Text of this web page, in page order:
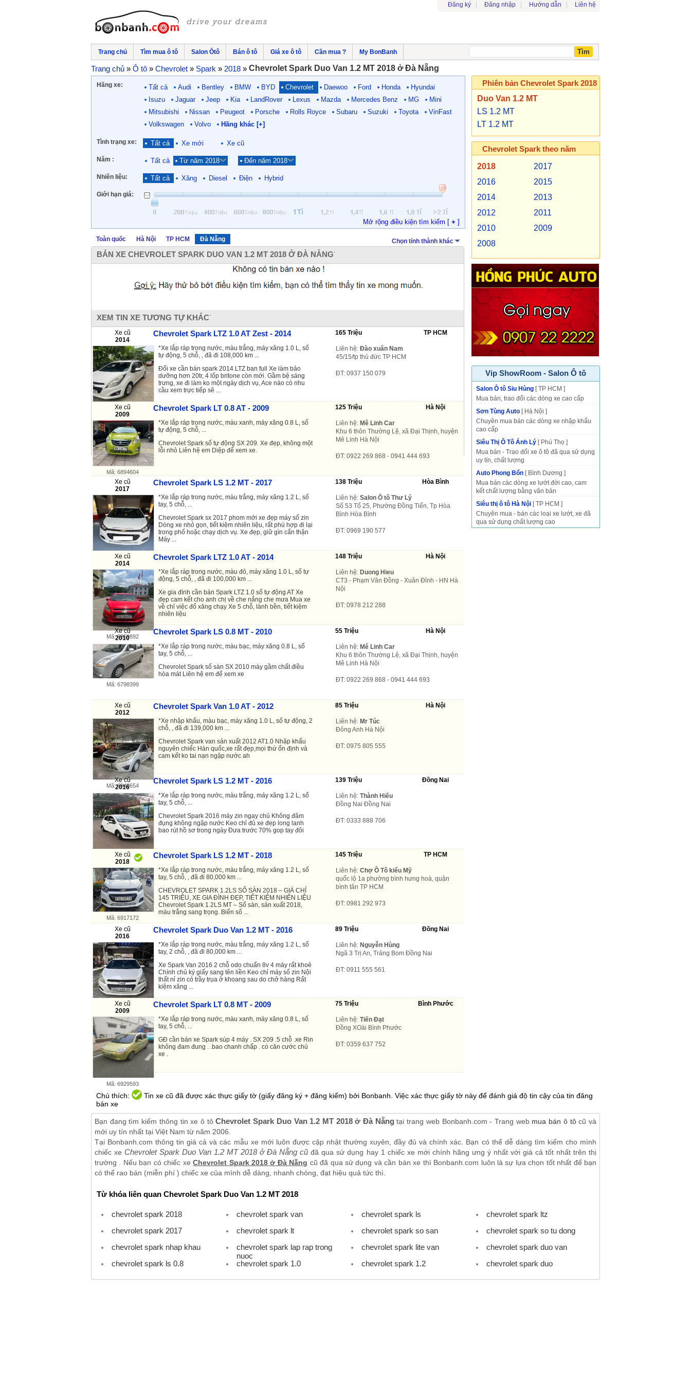
Đăng ký Đăng nhập Hướng dẫn Liên hệ
Trang chủ Tìm mua ô tô Salon Ôtô Bán ô tô Giá xe ô tô Cần mua ? My BonBanh
Trang chủ » Ô tô » Chevrolet » Spark » 2018 » Chevrolet Spark Duo Van 1.2 MT 2018 ở Đà Nẵng
Hãng xe: Tất cả Audi Bentley BMW BYD Chevrolet Daewoo Ford Honda
Hyundai
Isuzu
Jaguar Jeep Kia LandRover Lexus Mazda Mercedes Benz MG
Mini
Mitsubishi
Nissan Peugeot Porsche Rolls Royce Subaru Suzuki Toyota
VinFast
Volkswagen
Volvo Hãng khác [+]
Tình trạng xe: Tất cả Xe mới Xe cũ
Năm : Tất cả Từ năm 2018 Đến năm 2018
Nhiên liệu: Tất cả Xăng Diesel Điện Hybrid
Giới hạn giá:
Mở rộng điều kiện tìm kiếm [ + ]
Toàn quốc Hà Nội TP HCM Đà Nẵng Chọn tỉnh thành khác
BÁN XE CHEVROLET SPARK DUO VAN 1.2 MT 2018 Ở ĐÀ NẴNG
XEM TIN XE TƯƠNG TỰ KHÁC
Xe cũ
2014
Chevrolet Spark LTZ 1.0 AT Zest - 2014 165 Triệu TP HCM
Mã: 6929026
*Xe lắp ráp trong nước, màu trắng, máy xăng 1.0 L, số
tự động, 5 chỗ, , đã đi 108,000 km ...
Đổi xe cần bán spark 2014.LTZ ban full Xe làm bảo
dưỡng hơn 20tr, 4 lốp britone còn mới. Gầm bệ sáng
trưng, xe đi làm ko một ngày dịch vụ, Ace nào có nhu
cầu xem trực tiếp sẽ ...
Liên hệ: Đào xuân Nam
45/15/tp thủ đức TP HCM
ĐT: 0937 150 079
Xe cũ
2009
Chevrolet Spark LT 0.8 AT - 2009 125 Triệu Hà Nội
Mã: 6894604
*Xe lắp ráp trong nước, màu xanh, máy xăng 0.8 L, số
tự động, 5 chỗ, ...
Chevrolet Spark số tự động SX 209. Xe đẹp, không một
lỗi nhỏ Liên hệ em Diệp để xem xe.
Liên hệ: Mê Linh Car
Khu 6 thôn Thường Lệ, xã Đại Thịnh, huyện
Mê Linh Hà Nội
ĐT: 0922 269 868 - 0941 444 693
Xe cũ
2017
Chevrolet Spark LS 1.2 MT - 2017 138 Triệu Hòa Bình
Mã: 6713331
*Xe lắp ráp trong nước, màu trắng, máy xăng 1.2 L, số
tay, 5 chỗ, ...
Chevrolet Spark sx 2017 phom mới xe đẹp máy số zin
Dòng xe nhỏ gọn, tiết kiệm nhiên liệu, rất phù hợp đi lại
trong phố hoặc chạy dịch vụ. Xe đẹp, giữ gìn cẩn thận
Máy ...
Liên hệ: Salon Ô tô Thư Lý
Số 53 Tổ 25, Phường Đồng Tiến, Tp Hòa
Bình Hòa Bình
ĐT: 0969 190 577
Xe cũ
2014
Chevrolet Spark LTZ 1.0 AT - 2014 148 Triệu Hà Nội
Mã: 6859892
*Xe lắp ráp trong nước, màu đỏ, máy xăng 1.0 L, số tự
động, 5 chỗ, , đã đi 100,000 km ...
Xe gia đình cần bán Spark LTZ 1.0 số tự động AT Xe
đẹp cam kết cho anh chị về che nắng che mưa Mua xe
về chỉ việc đổ xăng chạy Xe 5 chỗ, lành bền, tiết kiệm
nhiên liệu
Liên hệ: Duong Hieu
CT3 - Phạm Văn Đồng - Xuân Đỉnh - HN Hà
Nội
ĐT: 0978 212 288
Xe cũ
2010
Chevrolet Spark LS 0.8 MT - 2010 55 Triệu Hà Nội
Mã: 6798399
*Xe lắp ráp trong nước, màu bạc, máy xăng 0.8 L, số
tay, 5 chỗ, ...
Chevrolet Spark số sàn SX 2010 máy gầm chất điều
hòa mát Liên hệ em để xem xe
Liên hệ: Mê Linh Car
Khu 6 thôn Thường Lệ, xã Đại Thịnh, huyện
Mê Linh Hà Nội
ĐT: 0922 269 868 - 0941 444 693
Xe cũ
2012
Chevrolet Spark Van 1.0 AT - 2012 85 Triệu Hà Nội
Mã: 6840654
*Xe nhập khẩu, màu bạc, máy xăng 1.0 L, số tự động, 2
chỗ, , đã đi 139,000 km ...
Chevrolet Spark van sản xuất 2012 AT1.0 Nhập khẩu
nguyên chiếc Hàn quốc,xe rất đẹp,mọi thứ ổn định và
cam kết ko tai nạn ngập nước ah
Liên hệ: Mr Túc
Đông Anh Hà Nội
ĐT: 0975 805 555
Xe cũ
2016
Chevrolet Spark LS 1.2 MT - 2016 139 Triệu Đồng Nai
Mã: 6929737
*Xe lắp ráp trong nước, màu trắng, máy xăng 1.2 L, số
tay, 5 chỗ, ...
Chevrolet Spark 2016 máy zin ngay chủ Không đâm
đụng không ngập nước Keo chỉ đủ xe đẹp long lanh
bao rút hồ sơ trong ngày Đưa trước 70% gop tay đôi
Liên hệ: Thành Hiếu
Đồng Nai Đồng Nai
ĐT: 0333 888 706
Xe cũ
2018
Chevrolet Spark LS 1.2 MT - 2018 145 Triệu TP HCM
Mã: 6917172
*Xe lắp ráp trong nước, màu trắng, máy xăng 1.2 L, số
tay, 5 chỗ, , đã đi 80,000 km ...
CHEVROLET SPARK 1.2LS SỐ SÀN 2018 – GIÁ CHỈ
145 TRIỆU, XE GIA ĐÌNH ĐẸP, TIẾT KIỆM NHIÊN LIỆU
Chevrolet Spark 1.2LS MT – Số sàn, sản xuất 2018,
màu trắng sang trọng. Biển số ...
Liên hệ: Chợ Ô Tô kiểu Mỹ
quốc lộ 1a phường bình hưng hoà, quận
bình tân TP HCM
ĐT: 0981 292 973
Xe cũ
2016
Chevrolet Spark Duo Van 1.2 MT - 2016 89 Triệu Đồng Nai
Mã: 6929636
*Xe lắp ráp trong nước, màu trắng, máy xăng 1.2 L, số
tay, 2 chỗ, , đã đi 80,000 km ...
Xe Spark Van 2016 2 chỗ odo chuẩn 8v 4 máy rất khoẻ
Chính chủ ký giấy sang tên liền Keo chỉ máy số zin Nội
thất nỉ zin có trầy trụa ở khoang sau do chở hàng Rất
kiệm xăng ...
Liên hệ: Nguyễn Hùng
Ngã 3 Trị An, Trảng Bom Đồng Nai
ĐT: 0911 555 561
Xe cũ
2009
Chevrolet Spark LT 0.8 MT - 2009 75 Triệu Bình Phước
Mã: 6929593
*Xe lắp ráp trong nước, màu xanh, máy xăng 0.8 L, số
tay, 5 chỗ, ...
GĐ cần bán xe Spark súp 4 máy . SX 209 .5 chỗ .xe Rin
không đam đung . .bao chanh chấp . có căn cước chủ
xe .
Liên hệ: Tiến Đạt
Đồng XOài Bình Phước
ĐT: 0359 637 752
Chú thích:
Tin xe cũ đã được xác thực giấy tờ (giấy đăng ký + đăng kiểm) bởi Bonbanh. Việc xác thực giấy tờ này để đánh giá độ tin cậy của tin đăng
bán xe
Bạn đang tìm kiếm thông tin xe ô tôChevrolet Spark Duo Van 1.2 MT 2018 ở Đà Nẵngtại trang web Bonbanh.com - Trang web mua bán ô tôcũ và
mới uy tín nhất tại Việt Nam từ năm 2006.
Tại Bonbanh.com thông tin giá cả và các mẫu xe mới luôn được cập nhật thường xuyên, đầy đủ và chính xác. Bạn có thể dễ dàng tìm kiếm cho mình
chiếc xeChevrolet Spark Duo Van 1.2 MT 2018 ở Đà Nẵng cũ đã qua sử dụng hay 1 chiếc xe mới chính hãng ưng ý nhất với giá cả tốt nhất trên thị
trường . Nếu bạn có chiếc xeChevrolet Spark 2018 ở Đà Nẵng cũ đã qua sử dụng và cần bán xe thì Bonbanh.com luôn là sự lựa chọn tốt nhất để bạn
có thể rao bán (miễn phí ) chiếc xe của mình dễ dàng, nhanh chóng, đạt hiệu quả tức thì.
Từ khóa liên quan Chevrolet Spark Duo Van 1.2 MT 2018
chevrolet spark 2018 chevrolet spark van chevrolet spark ls
chevrolet spark ltz
chevrolet spark 2017
chevrolet spark lt chevrolet spark so san
chevrolet spark so tu dong
chevrolet spark nhap khau
chevrolet spark lap rap trong
nuoc
chevrolet spark lite van
chevrolet spark duo van
chevrolet spark ls 0.8
chevrolet spark 1.0 chevrolet spark 1.2 chevrolet spark duo
Phiên bản Chevrolet Spark 2018
Duo Van 1.2 MT
LS 1.2 MT
LT 1.2 MT
Chevrolet Spark theo năm
2018
2017
2016
2015
2014
2013
2012
2011
2010
2009
2008
Vip ShowRoom - Salon Ô tô
Salon Ô tô Siu Hùng [ TP HCM ]
Mua bán, trao đổi các dòng xe cao cấp
Sơn Tùng Auto [ Hà Nội ]
Chuyên mua bán các dòng xe nhập khẩu
cao cấp
Siêu Thị Ô Tô Ánh Lý [ Phú Thọ ]
Mua bán - Trao đổi xe ô tô đã qua sử dụng
uy tín, chất lượng
Auto Phong Bổn [ Bình Dương ]
Mua bán các dòng xe lướt đời cao, cam
kết chất lượng bằng văn bản
Siêu thị ô tô Hà Nội [ TP HCM ]
Chuyên mua - bán các loại xe lướt, xe đã
qua sử dụng chất lượng cao